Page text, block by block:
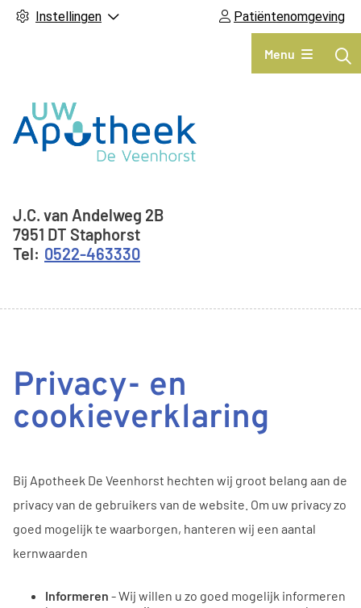
Instellingen Patiëntenomgeving
Hoofdmenu
Menu
Adresgegevens
J.C. van Andelweg 2B
7951 DT Staphorst
0522-463330
Privacy- en
cookieverklaring
Bij Apotheek De Veenhorst hechten wij groot belang aan de
privacy van de gebruikers van de website. Om uw privacy zo
goed mogelijk te waarborgen, hanteren wij een aantal
kernwaarden
Informeren - Wij willen u zo goed mogelijk informeren